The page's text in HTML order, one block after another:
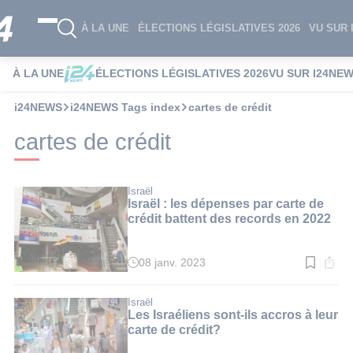
À LA UNE ÉLECTIONS LÉGISLATIVES 2026 VU SUR
À LA UNE ÉLECTIONS LÉGISLATIVES 2026VU SUR
i24NEWS i24NEWS Tags index cartes de crédit
cartes de crédit
Israël
Israël : les dépenses par carte de
crédit battent des records en 2022
Temps
:
2
min.
08 janv. 2023
Israël
Les Israéliens sont-ils accros à leur
carte de crédit?